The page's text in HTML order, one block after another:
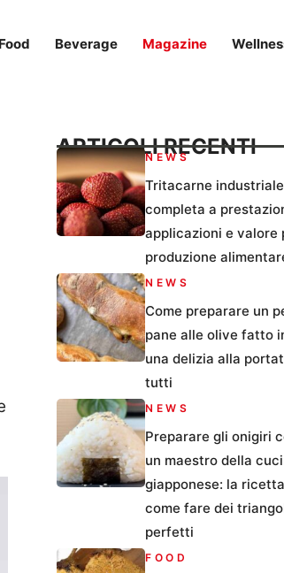
Food Beverage Magazine
ARTICOLI RECENTI
NEWS
Tritacarne
completa a
applicazioni e valore
produzione
NEWS
Come preparare un
pane alle olive fatto
una delizia alla
tutti
NEWS
Preparare gli onigiri
un maestro della
giapponese: la
come fare dei
perfetti
FOOD